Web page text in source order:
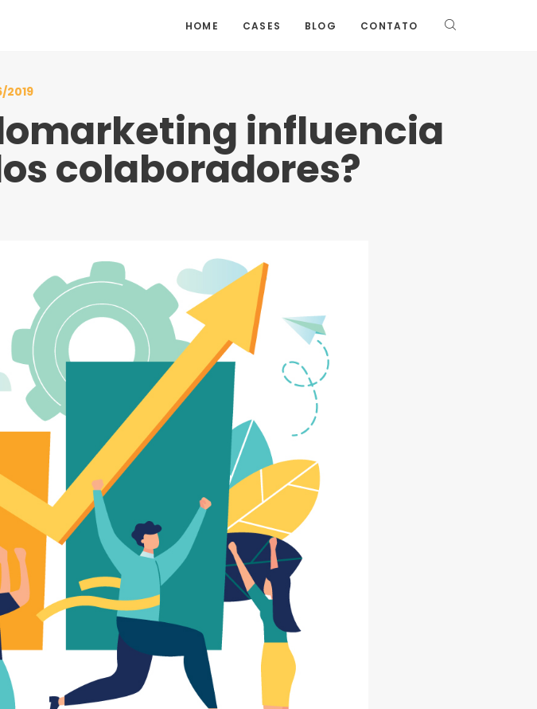
HOME CASES BLOG CONTATO
2019
influencia
colaboradores?